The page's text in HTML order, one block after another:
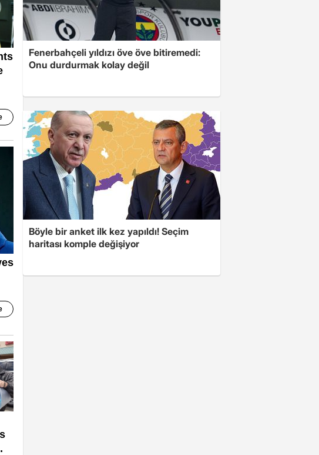
Fenerbahçeli yıldızı öve öve bitiremedi:
Onu durdurmak kolay değil
Böyle bir anket ilk kez yapıldı! Seçim
haritası komple değişiyor